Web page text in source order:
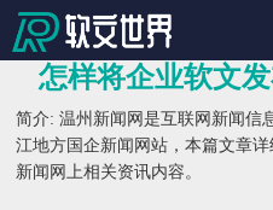
怎样将企业软文
简介: 温州新闻网是互联网新闻信
江地方国企新闻网站，本篇文章
新闻网上相关资讯内容。